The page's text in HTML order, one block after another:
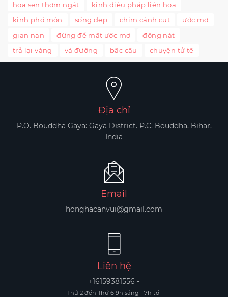
hoa sen thơm ngát
kinh diệu pháp liên hoa
kinh phổ môn
sống đẹp chim cánh cụt
ước mơ
gian nan
đừng để mất ước mơ
đồng nát
trả lại vàng
vá đường bắc cầu chuyện tử tế
Địa chỉ
P.O. Bouddha Gaya: Gaya District. P.C. Bouddha, Bihar,
India
Email
honghacanvui@gmail.com
Liên hệ
+16159381556 -
Thứ 2 đến Thứ 6 9h sáng - 7h tối